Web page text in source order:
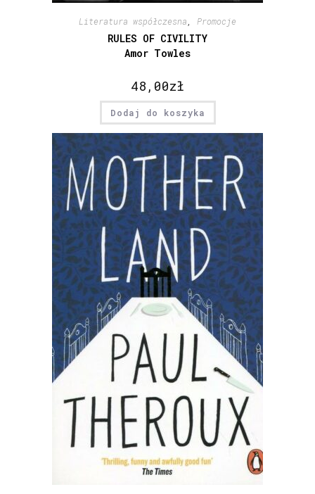
Literatura współczesna Promocje
RULES OF CIVILITY
Amor Towles
48,00zł
Dodaj do koszyka